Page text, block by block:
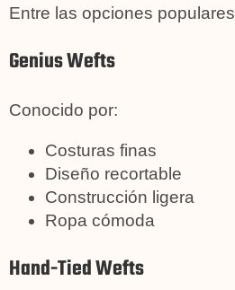
Entre las opciones
Genius Wefts
Conocido por:
Costuras finas
Diseño recortable
Construcción ligera
Ropa cómoda
Hand-Tied Wefts